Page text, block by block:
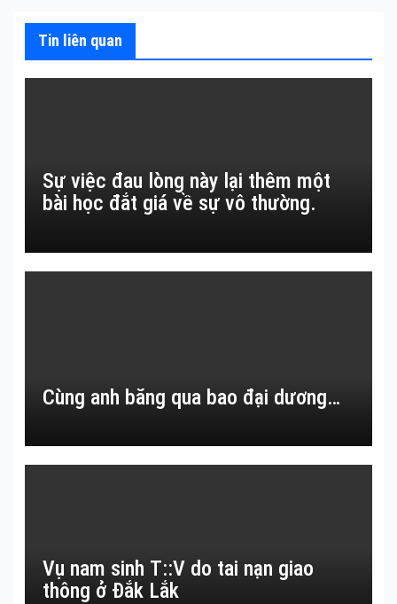
viết
Tin liên quan
Sự việc đau lòng này lại thêm một
bài học đắt giá về sự vô thường.
Cùng anh băng qua bao đại dương…
Vụ nam sinh T::V do tai nạn giao
thông ở Đắk Lắk